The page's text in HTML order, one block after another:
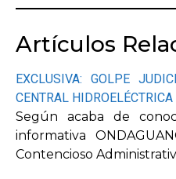
Artículos
EXCLUSIVA: GOLPE
CENTRAL
Según acaba de
informativa
Contencioso